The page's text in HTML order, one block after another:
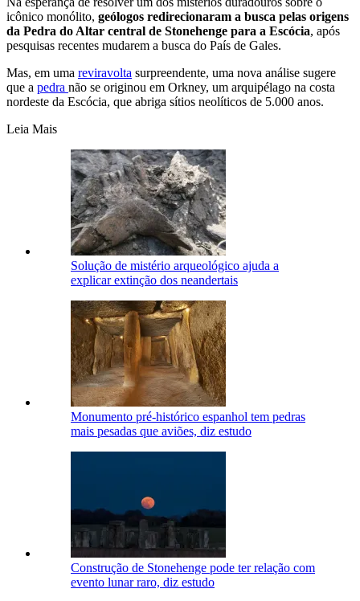
icônico monólito, geólogos redirecionaram a busca pelas origens
da Pedra do Altar central de Stonehenge para a Escócia, após
pesquisas recentes mudarem a busca do País de Gales.
Mas, em uma reviravolta surpreendente, uma nova análise sugere
que a pedra não se originou em Orkney, um arquipélago na costa
nordeste da Escócia, que abriga sítios neolíticos de 5.000 anos.
Leia Mais
Solução de mistério arqueológico ajuda a
explicar extinção dos neandertais
Monumento pré-histórico espanhol tem pedras
mais pesadas que aviões, diz estudo
Construção de Stonehenge pode ter relação com
evento lunar raro, diz estudo